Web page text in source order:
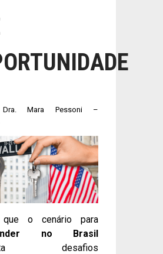
Mara Pessoni –
o cenário para
no Brasil
desafios